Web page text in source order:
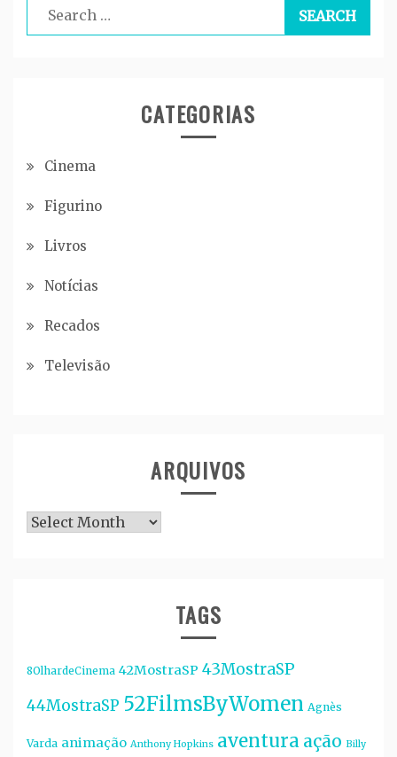
for:
CATEGORIAS
Cinema
Figurino
Livros
Notícias
Recados
Televisão
ARQUIVOS
Arquivos
TAGS
8OlhardeCinema 42MostraSP 43MostraSP
44MostraSP 52FilmsByWomen Agnès
Varda animação Anthony Hopkins aventura ação Billy